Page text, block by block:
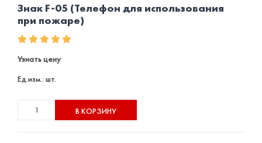
Знак F-05 (Телефон для использования
при пожаре)
Узнать цену
Ед.изм.: шт.
В КОРЗИНУ